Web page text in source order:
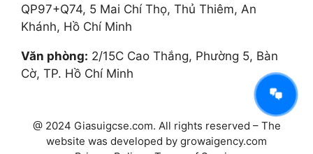
QP97+Q74, 5 Mai Chí Thọ, Thủ Thiêm, An
Khánh, Hồ Chí Minh
Văn phòng: 2/15C Cao Thắng, Phường 5, Bàn
Cờ, TP. Hồ Chí Minh
@ 2024 Giasuigcse.com. All rights reserved – The
website was developed by growaigency.com
AI Tư vấn Times Edu